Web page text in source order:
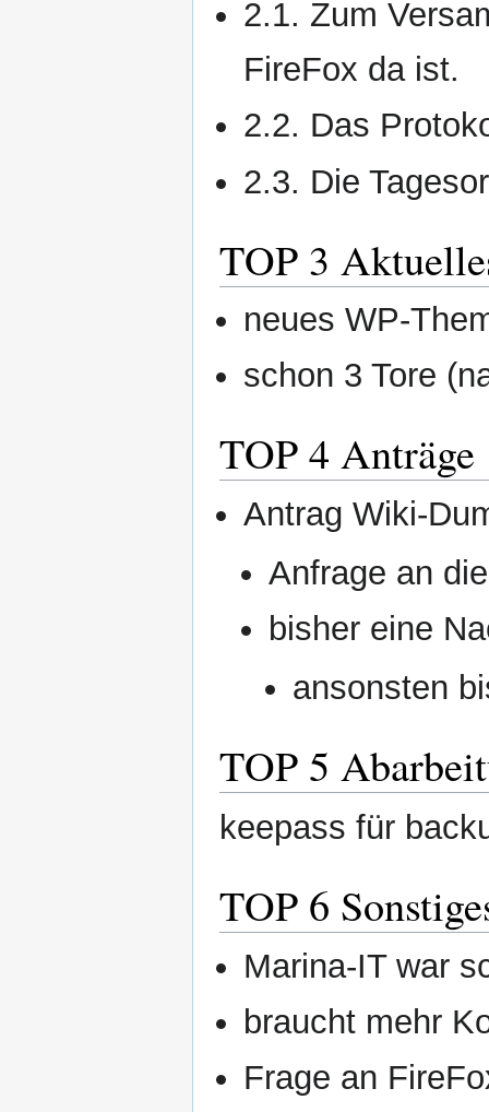
2.1. Zum
FireFox da ist.
2.2. Das
2.3. Die
TOP 3
neues WP-
schon 3 Tore
TOP 4 Anträge
Antrag Wiki-
Anfrage an
bisher eine
ansonsten
TOP 5
keepass für
TOP 6
Marina-IT war
braucht mehr
Frage an